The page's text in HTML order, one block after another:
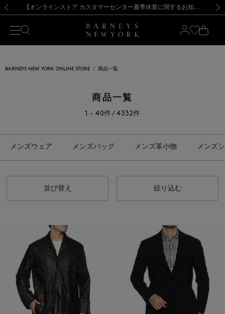
新規登録のお客様も対象！＜MY BARNEYS＞会員のお客様は11,000円（税込）以上のお買上げで常時送料無料！お買い物の際は会員登録を！
【夏季休業に伴う出荷一時停止のお知らせ】(2026.8.7) 【オンラインストア カスタマーセンター夏季休業に関するお知らせ】（2026.8.7）
【夏季休業に伴う返品・交換承り一時停止のお知らせ】（2026.8.5）
熊本県を中心とした地震の影響によるお荷物のお届けについて
【開催中】SUMMER SALEのご案内・ご注意事項 新規登録のお客様も対象！＜MY BARNEYS＞会員のお客様は11,000円（税込）以上のお買上げで常時送料無料！お買い物の際は会員登録を！
【夏季休業に伴う出荷一時停止のお知らせ】(2026.8.7)
BARNEYS NEW YORK ONLINE STORE 商品一覧
商品一覧
1 - 40件 / 4332件
メンズウェア メンズバッグ メンズ革小物 メンズ
並び替え 絞り込む